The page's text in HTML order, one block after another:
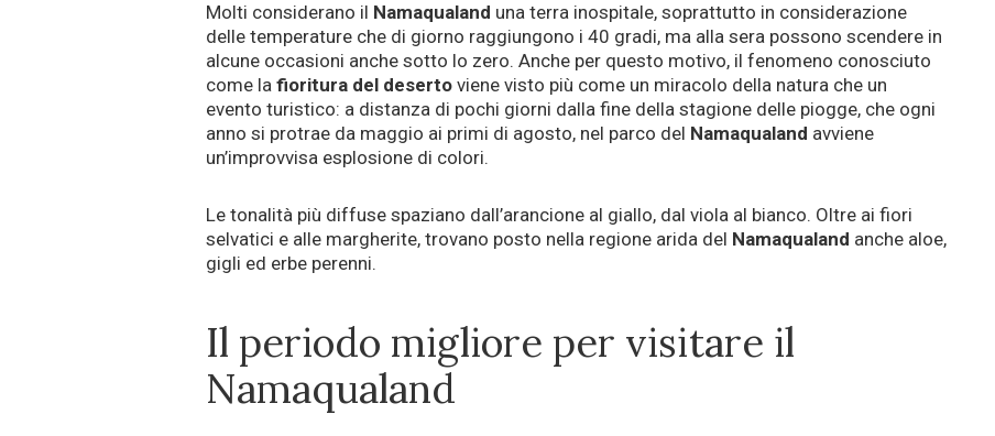
Molti considerano il Namaqualand una terra inospitale, soprattutto in considerazione
delle temperature che di giorno raggiungono i 40 gradi, ma alla sera possono scendere in
alcune occasioni anche sotto lo zero. Anche per questo motivo, il fenomeno conosciuto
come la fioritura del deserto viene visto più come un miracolo della natura che un
evento turistico: a distanza di pochi giorni dalla fine della stagione delle piogge, che ogni
anno si protrae da maggio ai primi di agosto, nel parco del Namaqualand avviene
un’improvvisa esplosione di colori.
Le tonalità più diffuse spaziano dall’arancione al giallo, dal viola al bianco. Oltre ai fiori
selvatici e alle margherite, trovano posto nella regione arida del Namaqualand anche aloe,
gigli ed erbe perenni.
Il periodo migliore per visitare il
Namaqualand